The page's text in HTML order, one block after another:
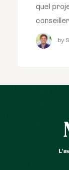
quel
by